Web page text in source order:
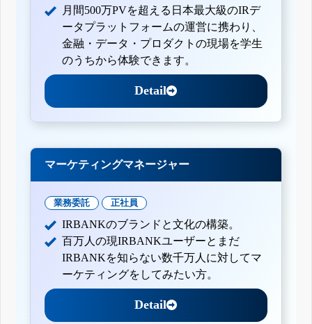
月間500万PVを超える日本最大級のIRデ
ータプラットフォームの運営に携わり、
金融・データ・プロダクトの現場を学生
のうちから体験できます。
Detail
マーケティングマネージャー
業務委託 正社員
IRBANKのブランドと文化の構築。
百万人の現IRBANKユーザーとまだ
IRBANKを知らない数千万人に対してマ
ーケティングをしてみたい方。
Detail